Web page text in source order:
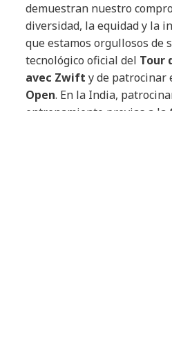
demuestran nuestro
diversidad, la equidad y la
que estamos orgullosos de
tecnológico oficial del Tour
avec Zwift y de patrocinar
Open. En la India,
entrenamiento previas a la